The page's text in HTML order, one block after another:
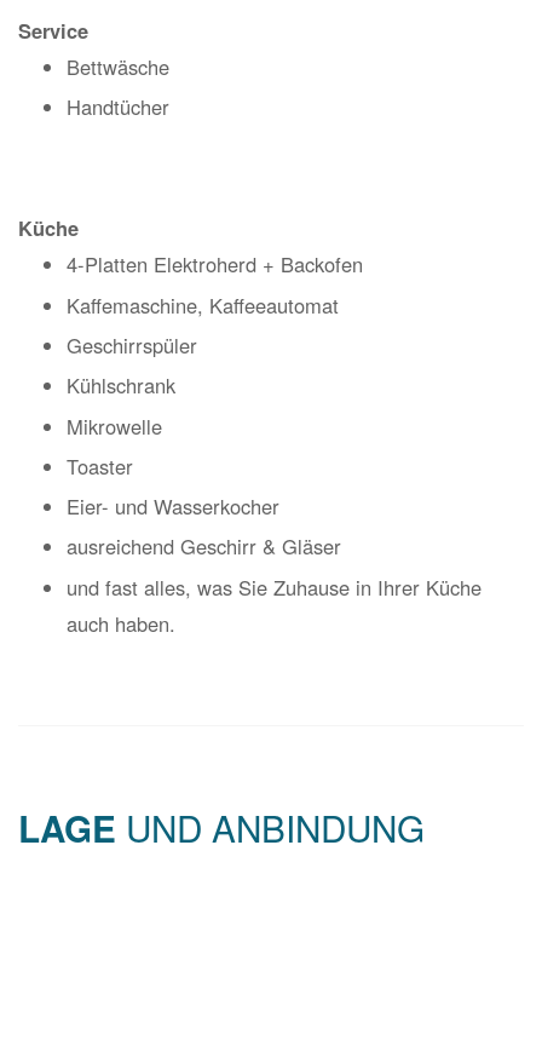
Service
Bettwäsche
Handtücher
Küche
4-Platten Elektroherd + Backofen
Kaffemaschine, Kaffeeautomat
Geschirrspüler
Kühlschrank
Mikrowelle
Toaster
Eier- und Wasserkocher
ausreichend Geschirr & Gläser
und fast alles, was Sie Zuhause in Ihrer Küche
auch haben.
LAGE UND ANBINDUNG